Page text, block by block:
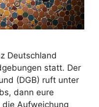
Deutschland
statt. Der
(DGB) ruft unter
dann eure
die Aufweichung